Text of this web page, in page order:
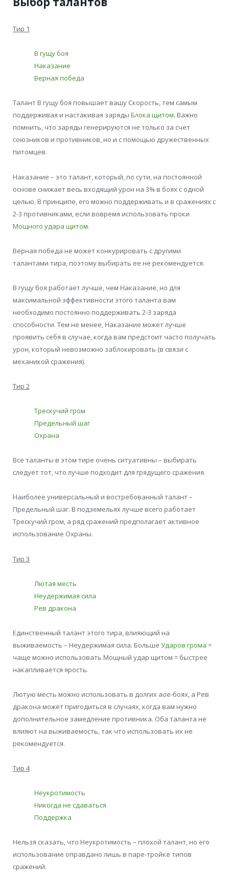
Тир 1
В гущу боя
Наказание
Верная победа
Талант В гущу боя повышает вашу Скорость, тем самым
поддерживая и настакивая заряды Блока щитом. Важно
помнить, что заряды генерируются не только за счет
союзников и противников, но и с помощью дружественных
питомцев.
Наказание – это талант, который, по сути, на постоянной
основе снижает весь входящий урон на 3% в боях с одной
целью. В принципе, его можно поддерживать и в сражениях с
2-3 противниками, если вовремя использовать проки
Мощного удара щитом.
Верная победа не может конкурировать с другими
талантами тира, поэтому выбирать ее не рекомендуется.
В гущу боя работает лучше, чем Наказание, но для
максимальной эффективности этого таланта вам
необходимо постоянно поддерживать 2-3 заряда
способности. Тем не менее, Наказание может лучше
проявить себя в случае, когда вам предстоит часто получать
урон, который невозможно заблокировать (в связи с
механикой сражения).
Тир 2
Трескучий гром
Предельный шаг
Охрана
Все таланты в этом тире очень ситуативны – выбирать
следует тот, что лучше подходит для грядущего сражения.
Наиболее универсальный и востребованный талант –
Предельный шаг. В подземельях лучше всего работает
Трескучий гром, а ряд сражений предполагает активное
использование Охраны.
Тир 3
Лютая месть
Неудержимая сила
Рев дракона
Единственный талант этого тира, влияющий на
выживаемость – Неудержимая сила. Больше Ударов грома =
чаще можно использовать Мощный удар щитом = быстрее
накапливается ярость.
Лютую месть можно использовать в долгих аое-боях, а Рев
дракона может пригодиться в случаях, когда вам нужно
дополнительное замедление противника. Оба таланта не
влияют на выживаемость, так что использовать их не
рекомендуется.
Тир 4
Неукротимость
Никогда не сдаваться
Поддержка
Нельзя сказать, что Неукротимость – плохой талант, но его
использование оправдано лишь в паре-тройке типов
сражений.